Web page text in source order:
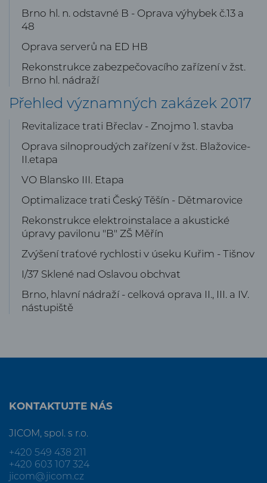
Brno hl. n. odstavné B - Oprava výhybek č.13 a
48
Oprava serverů na ED HB
Rekonstrukce zabezpečovacího zařízení v žst.
Brno hl. nádraží
Přehled významných zakázek 2017
Revitalizace trati Břeclav - Znojmo 1. stavba
Oprava silnoproudých zařízení v žst. Blažovice-
II.etapa
VO Blansko III. Etapa
Optimalizace trati Český Těšín - Dětmarovice
Rekonstrukce elektroinstalace a akustické
úpravy pavilonu "B" ZŠ Měřín
Zvýšení traťové rychlosti v úseku Kuřim - Tišnov
I/37 Sklené nad Oslavou obchvat
Brno, hlavní nádraží - celková oprava II., III. a IV.
nástupiště
KONTAKTUJTE NÁS
JICOM, spol. s r.o.
+420 549 438 211
+420 603 107 324
jicom@jicom.cz